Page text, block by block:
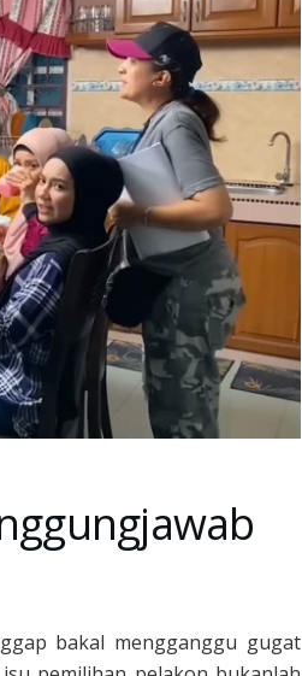
bakal mengganggu gugat